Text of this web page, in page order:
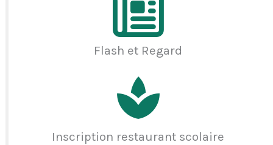
Flash et Regard
Inscription restaurant scolaire